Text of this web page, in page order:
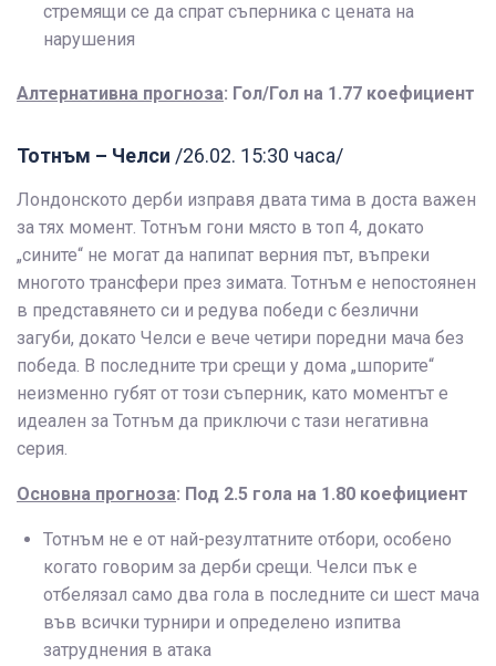
стремящи се да спрат съперника с цената на
нарушения
Алтернативна прогноза: Гол/Гол на 1.77 коефициент
Тотнъм – Челси /26.02. 15:30 часа/
Лондонското дерби изправя двата тима в доста важен
за тях момент. Тотнъм гони място в топ 4, докато
„сините“ не могат да напипат верния път, въпреки
многото трансфери през зимата. Тотнъм е непостоянен
в представянето си и редува победи с безлични
загуби, докато Челси е вече четири поредни мача без
победа. В последните три срещи у дома „шпорите“
неизменно губят от този съперник, като моментът е
идеален за Тотнъм да приключи с тази негативна
серия.
Основна прогноза: Под 2.5 гола на 1.80 коефициент
Тотнъм не е от най-резултатните отбори, особено
когато говорим за дерби срещи. Челси пък е
отбелязал само два гола в последните си шест мача
във всички турнири и определено изпитва
затруднения в атака